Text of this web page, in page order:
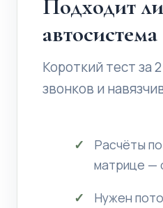
Подходит
Короткий тест за
звонков и
Расчёты
матрице —
Нужен